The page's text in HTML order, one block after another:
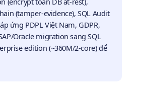
(tamper-evidence), SQL Audit
ứng PDPL Việt Nam, GDPR,
Oracle migration sang SQL
edition (~360M/2-core) để